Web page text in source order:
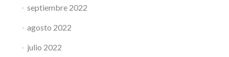
septiembre 2022
agosto 2022
julio 2022